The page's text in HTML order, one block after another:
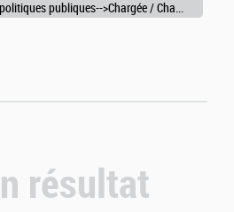
Direction et pilotage des politiques publiques-->Chargée / Chargé de la coordination administrative
résultat